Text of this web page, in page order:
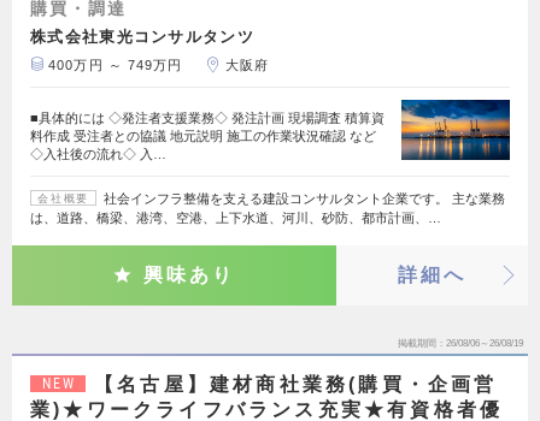
購買・調達
株式会社東光コンサルタンツ
400万円 ～ 749万円 大阪府
■具体的には ◇発注者支援業務◇ 発注計画 現場調査 積算資
料作成 受注者との協議 地元説明 施工の作業状況確認 など
◇入社後の流れ◇ 入…
会社概要
社会インフラ整備を支える建設コンサルタント企業です。 主な業務
は、道路、橋梁、港湾、空港、上下水道、河川、砂防、都市計画、…
興味あり 詳細へ
掲載期間 26/08/06～26/08/19
NEW
【名古屋】建材商社業務(購買・企画営
業)★ワークライフバランス充実★有資格者優